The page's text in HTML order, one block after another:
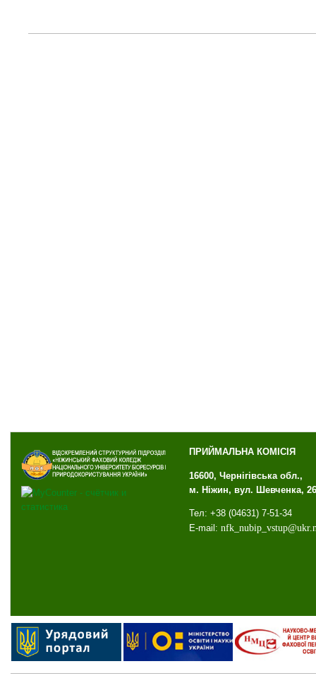
ПРИЙМАЛЬНА КОМІСІЯ
16600, Чернігівська обл.,
м. Ніжин, вул. Шевченка, 26
Тел: +38 (04631) 7-51-34
E-mail: nfk_ nubip_ vstup@ukr.